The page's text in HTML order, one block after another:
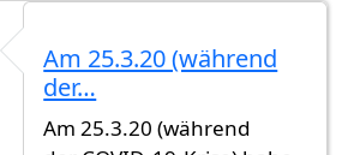
Ich auchvonGG (nicht überprüft)
Am 25.3.20 (während
der…
Am 25.3.20 (während